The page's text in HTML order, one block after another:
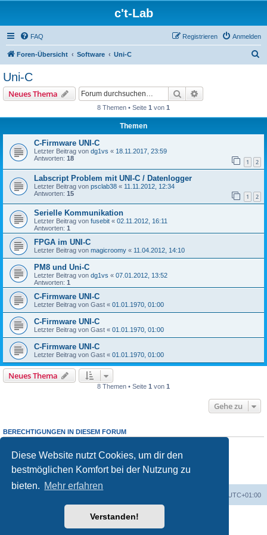
Diese Website nutzt Cookies, um dir den
bestmöglichen Komfort bei der Nutzung zu
bieten. Mehr erfahren
Verstanden!
c't-Lab
FAQ Anmelden
Registrieren
Foren-Übersicht Software Uni-C
Uni-C
Neues Thema Suche
8 Themen • Seite 1 von 1
Themen
C-Firmware UNI-C
Letzter Beitrag von dg1vs « 18.11.2017, 23:59
Antworten: 18 1 2
Labscript Problem mit UNI-C / Datenlogger
Letzter Beitrag von psclab38 « 11.11.2012, 12:34
Antworten: 15 1 2
Serielle Kommunikation
Letzter Beitrag von fusebit « 02.11.2012, 16:11
Antworten: 1
FPGA im UNI-C
Letzter Beitrag von magicroomy « 11.04.2012, 14:10
PM8 und Uni-C
Letzter Beitrag von dg1vs « 07.01.2012, 13:52
Antworten: 1
C-Firmware UNI-C
Letzter Beitrag von Gast « 01.01.1970, 01:00
C-Firmware UNI-C
Letzter Beitrag von Gast « 01.01.1970, 01:00
C-Firmware UNI-C
Letzter Beitrag von Gast « 01.01.1970, 01:00
Neues Thema
8 Themen • Seite 1 von 1
Gehe zu
BERECHTIGUNGEN IN DIESEM FORUM
Du darfst
keine Antworten zu Themen in diesem Forum erstellen.
Du darfst deine Beiträge in diesem Forumnichtändern.
Du darfst deine Beiträge in diesem Forum nicht löschen.
keine
UTC+01:00
Powered byphpBB® Forum Software © phpBB Limited
phpBB.de